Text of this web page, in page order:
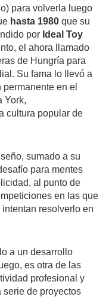
para volverla luego
hasta 1980 que su
por Ideal Toy
el ahora llamado
de Hungría para
Su fama lo llevó a
en el
York,
cultura popular de
sumado a su
para mentes
al punto de
en las que
resolverlo en
a un desarrollo
es otra de las
profesional y
serie de proyectos